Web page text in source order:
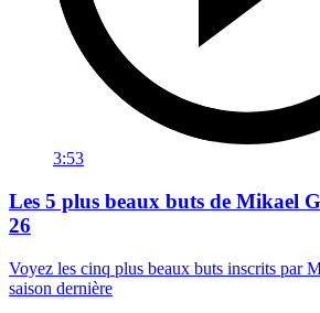
3:53
Les 5 plus beaux buts de Mikael
26
Voyez les cinq plus beaux buts inscrits par
saison dernière